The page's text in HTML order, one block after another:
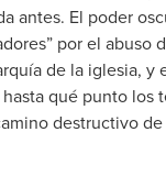
antes. El poder
por el abuso
de la iglesia, y
qué punto los
destructivo